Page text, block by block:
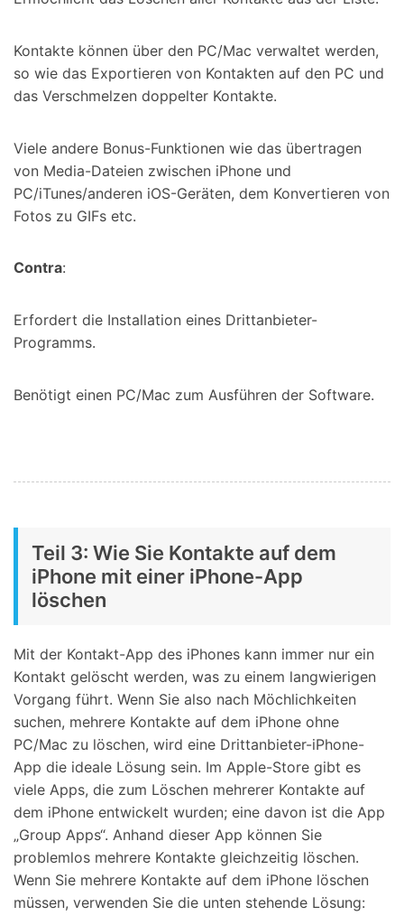
Kontakte können über den PC/Mac verwaltet werden,
so wie das Exportieren von Kontakten auf den PC und
das Verschmelzen doppelter Kontakte.
Viele andere Bonus-Funktionen wie das übertragen
von Media-Dateien zwischen iPhone und
PC/iTunes/anderen iOS-Geräten, dem Konvertieren von
Fotos zu GIFs etc.
Contra:
Erfordert die Installation eines Drittanbieter-
Programms.
Benötigt einen PC/Mac zum Ausführen der Software.
Teil 3: Wie Sie Kontakte auf dem
iPhone mit einer iPhone-App
löschen
Mit der Kontakt-App des iPhones kann immer nur ein
Kontakt gelöscht werden, was zu einem langwierigen
Vorgang führt. Wenn Sie also nach Möchlichkeiten
suchen, mehrere Kontakte auf dem iPhone ohne
PC/Mac zu löschen, wird eine Drittanbieter-iPhone-
App die ideale Lösung sein. Im Apple-Store gibt es
viele Apps, die zum Löschen mehrerer Kontakte auf
dem iPhone entwickelt wurden; eine davon ist die App
„Group Apps“. Anhand dieser App können Sie
problemlos mehrere Kontakte gleichzeitig löschen.
Wenn Sie mehrere Kontakte auf dem iPhone löschen
müssen, verwenden Sie die unten stehende Lösung: